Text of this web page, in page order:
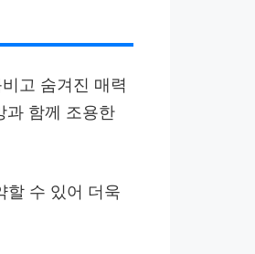
고 숨겨진 매력
과 함께 조용한
할 수 있어 더욱